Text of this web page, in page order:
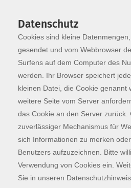
Skip to main content
You are here:
Programm
Der Kurs konnte nicht
Datenschutz
Cookies sind kleine
gesendet und vom Webbrowser
Surfens auf dem Computer des
werden. Ihr Browser speichert
kleinen Datei, die Cookie genannt
weitere Seite vom Server
das Cookie an den Server zurück.
zuverlässiger Mechanismus für
sich Informationen zu merken
Benutzers aufzuzeichnen. Bitte
Verwendung von Cookies ein.
Sie in unseren